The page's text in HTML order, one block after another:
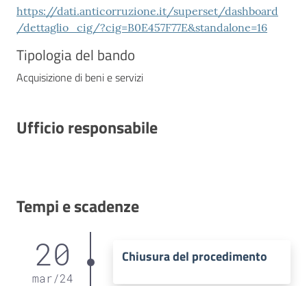
https://dati.anticorruzione.it/superset/dashboard
/dettaglio_cig/?cig=B0E457F77E&standalone=16
Tipologia del bando
Acquisizione di beni e servizi
Ufficio responsabile
Tempi e scadenze
20
mar/24
Chiusura del procedimento